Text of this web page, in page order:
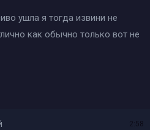
ушла я тогда извини не
как обычно только вот не
2:58